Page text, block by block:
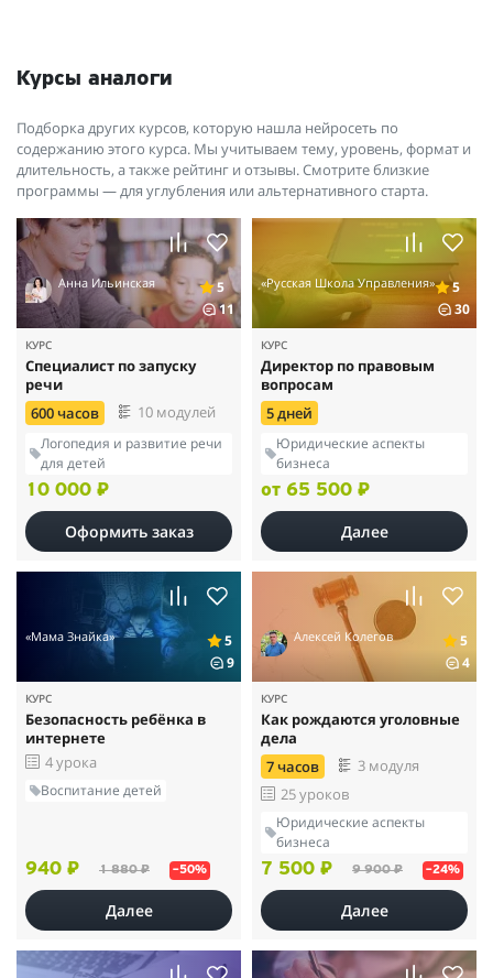
Курсы аналоги
Подборка других курсов, которую нашла нейросеть по
содержанию этого курса. Мы учитываем тему, уровень, формат и
длительность, а также рейтинг и отзывы. Смотрите близкие
программы — для углубления или альтернативного старта.
Анна Ильинская
5
11
КУРС
Специалист по запуску
речи
600 часов
10 модулей
Логопедия и развитие речи
для детей
10 000 ₽
Оформить заказ
«Русская Школа Управления»
5
30
КУРС
Директор по правовым
вопросам
5 дней
Юридические аспекты
бизнеса
от 65 500 ₽
Далее
«Мама Знайка»
5
9
КУРС
Безопасность ребёнка в
интернете
4 урока
Воспитание детей
940 ₽ 1 880 ₽ –50%
Далее
Алексей Колегов
5
4
КУРС
Как рождаются уголовные
дела
7 часов
3 модуля
25 уроков
Юридические аспекты
бизнеса
7 500 ₽ 9 900 ₽ –24%
Далее